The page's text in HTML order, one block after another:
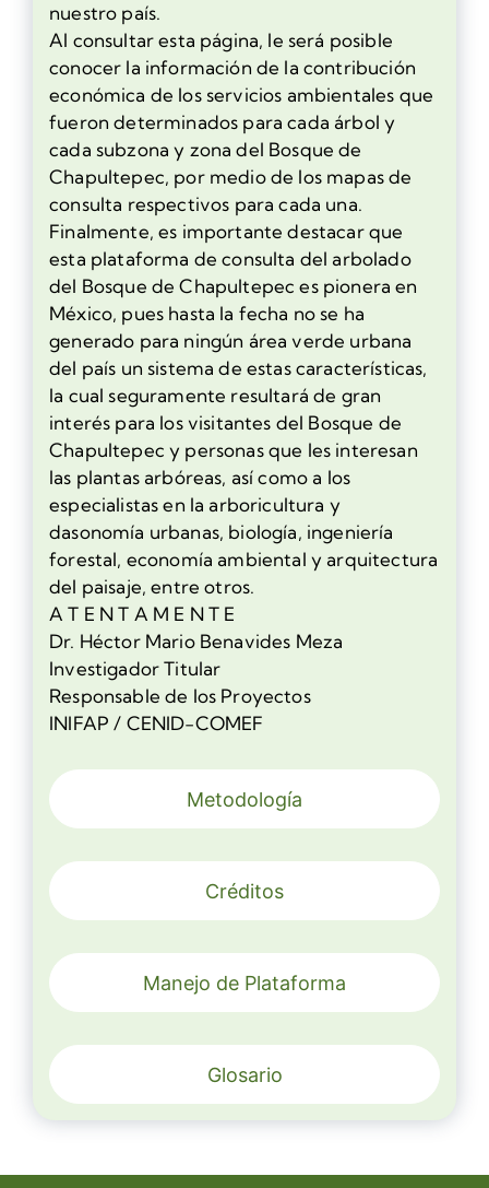
Metodología
Créditos
Manejo de Plataforma
Glosario
nuestro país.
Al consultar esta página, le será posible
conocer la información de la contribución
económica de los servicios ambientales que
fueron determinados para cada árbol y
cada subzona y zona del Bosque de
Chapultepec, por medio de los mapas de
consulta respectivos para cada una.
Finalmente, es importante destacar que
esta plataforma de consulta del arbolado
del Bosque de Chapultepec es pionera en
México, pues hasta la fecha no se ha
generado para ningún área verde urbana
del país un sistema de estas características,
la cual seguramente resultará de gran
interés para los visitantes del Bosque de
Chapultepec y personas que les interesan
las plantas arbóreas, así como a los
especialistas en la arboricultura y
dasonomía urbanas, biología, ingeniería
forestal, economía ambiental y arquitectura
del paisaje, entre otros.
A T E N T A M E N T E
Dr. Héctor Mario Benavides Meza
Investigador Titular
Responsable de los Proyectos
INIFAP / CENID-COMEF